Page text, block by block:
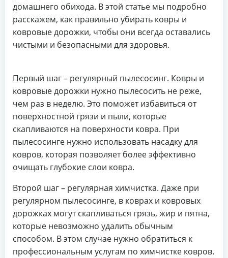
домашнего обихода. В этой статье мы подробно
расскажем, как правильно убирать ковры и
ковровые дорожки, чтобы они всегда оставались
чистыми и безопасными для здоровья.
Первый шаг – регулярный пылесосинг. Ковры и
ковровые дорожки нужно пылесосить не реже,
чем раз в неделю. Это поможет избавиться от
поверхностной грязи и пыли, которые
скапливаются на поверхности ковра. При
пылесосинге нужно использовать насадку для
ковров, которая позволяет более эффективно
очищать глубокие слои ковра.
Второй шаг – регулярная химчистка. Даже при
регулярном пылесосинге, в коврах и ковровых
дорожках могут скапливаться грязь, жир и пятна,
которые невозможно удалить обычным
способом. В этом случае нужно обратиться к
профессиональным услугам по химчистке ковров.